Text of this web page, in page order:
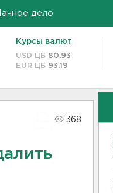
дело
Курсы валют
USD ЦБ 80.93
EUR ЦБ 93.19
368